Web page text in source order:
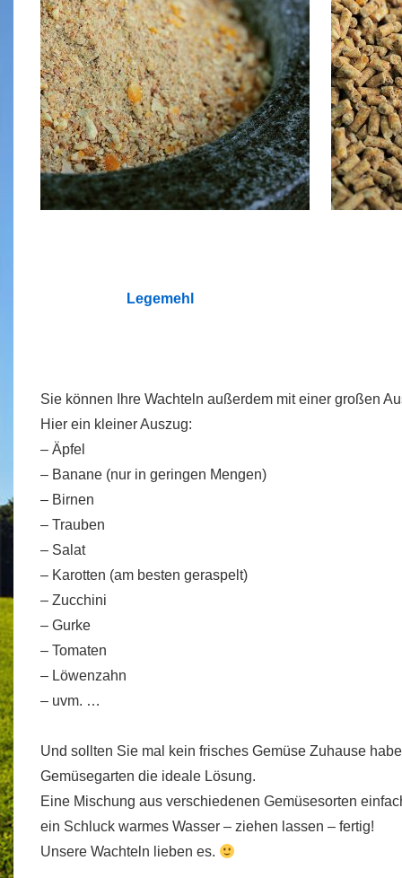
Legemehl
Sie können Ihre Wachteln außerdem mit einer großen
Hier ein kleiner Auszug:
– Äpfel
– Banane (nur in geringen Mengen)
– Birnen
– Trauben
– Salat
– Karotten (am besten geraspelt)
– Zucchini
– Gurke
– Tomaten
– Löwenzahn
– uvm. …
Und sollten Sie mal kein frisches Gemüse Zuhause
Gemüsegarten die ideale Lösung.
Eine Mischung aus verschiedenen Gemüsesorten
ein Schluck warmes Wasser – ziehen lassen – fertig!
Unsere Wachteln lieben es.